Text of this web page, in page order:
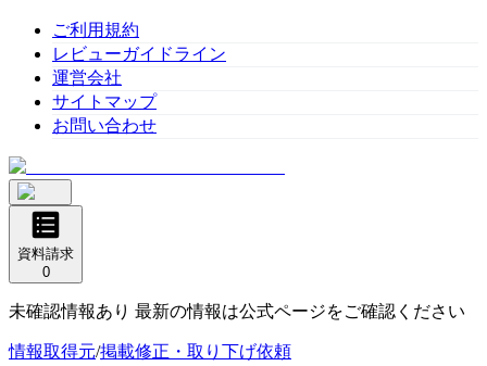
ご利用規約
レビューガイドライン
運営会社
サイトマップ
お問い合わせ
資料請求
0
未確認情報あり 最新の情報は公式ページをご確認ください
情報取得元/掲載修正・取り下げ依頼